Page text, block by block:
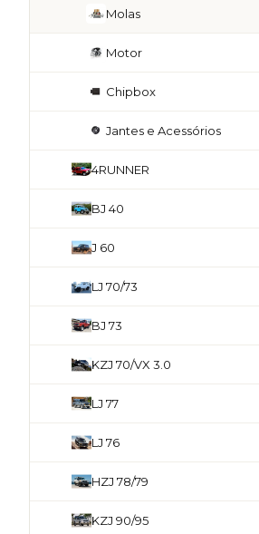
Molas
Motor
Chipbox
Jantes e Acessórios
4RUNNER
BJ 40
J 60
LJ 70/73
BJ 73
KZJ 70/VX 3.0
LJ 77
LJ 76
HZJ 78/79
KZJ 90/95